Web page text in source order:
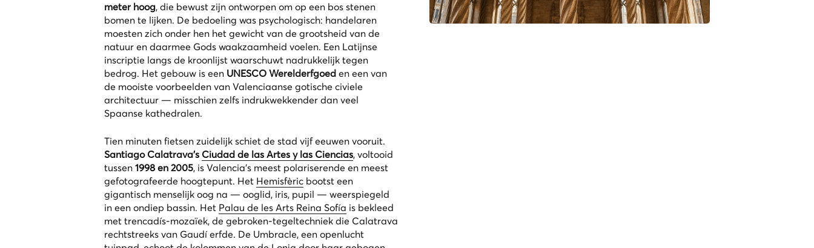
meter hoog, die bewust zijn ontworpen om op een bos stenen
bomen te lijken. De bedoeling was psychologisch: handelaren
moesten zich onder hen het gewicht van de grootsheid van de
natuur en daarmee Gods waakzaamheid voelen. Een Latijnse
inscriptie langs de kroonlijst waarschuwt nadrukkelijk tegen
bedrog. Het gebouw is een UNESCO Werelderfgoed en een van
de mooiste voorbeelden van Valenciaanse gotische civiele
architectuur — misschien zelfs indrukwekkender dan veel
Spaanse kathedralen.
Tien minuten fietsen zuidelijk schiet de stad vijf eeuwen vooruit.
Santiago Calatrava’s Ciudad de las Artes y las Ciencias, voltooid
tussen 1998 en 2005, is Valencia’s meest polariserende en meest
gefotografeerde hoogtepunt. Het Hemisfèric bootst een
gigantisch menselijk oog na — ooglid, iris, pupil — weerspiegeld
in een ondiep bassin. Het Palau de les Arts Reina Sofía is bekleed
met trencadís-mozaïek, de gebroken-tegeltechniek die Calatrava
rechtstreeks van Gaudí erfde. De Umbracle, een openlucht